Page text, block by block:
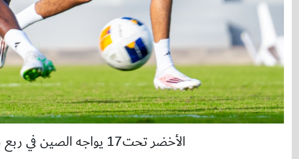
الأخضر تحت17 يواجه الصين في ربع نهائي كأس آسيا